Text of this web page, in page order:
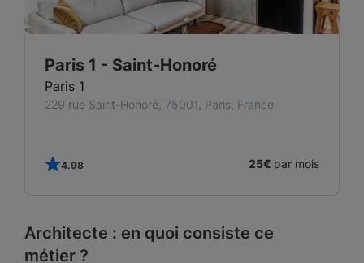
Paris 1 - Saint-Honoré
Paris 1
229 rue Saint-Honoré, 75001, Paris, France
4.98 25€ par mois
Architecte : en quoi consiste ce
métier ?